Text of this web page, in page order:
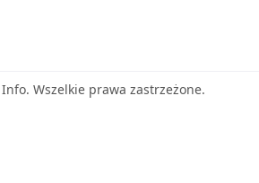
Wszelkie prawa zastrzeżone.